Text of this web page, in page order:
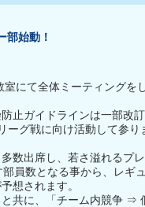
部始動！
にて全体ミーティングを
止ガイドラインは一部改
ーグ戦に向け活動して参り
数出席し、若さ溢れるプ
員数となる事から、レギ
想されます。
共に、「チーム内競争 ⇒